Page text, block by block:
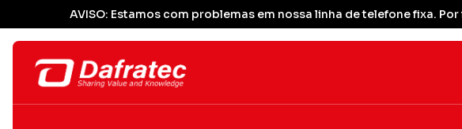
AVISO: Estamos com problemas em nossa linha de telefone fixa.